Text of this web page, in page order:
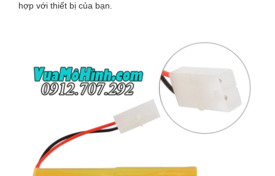
hợp với thiết bị của bạn.